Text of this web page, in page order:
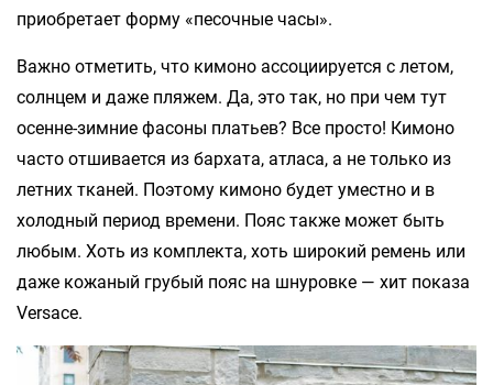
приобретает форму «песочные часы».
Важно отметить, что кимоно ассоциируется с летом,
солнцем и даже пляжем. Да, это так, но при чем тут
осенне-зимние фасоны платьев? Все просто! Кимоно
часто отшивается из бархата, атласа, а не только из
летних тканей. Поэтому кимоно будет уместно и в
холодный период времени. Пояс также может быть
любым. Хоть из комплекта, хоть широкий ремень или
даже кожаный грубый пояс на шнуровке — хит показа
Versace.